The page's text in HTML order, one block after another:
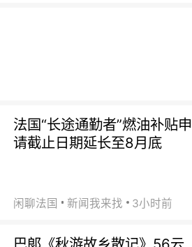
法国“长途通勤者”燃油补贴申
请截止日期延长至8月底
闲聊法国 新闻我来找 3小时前